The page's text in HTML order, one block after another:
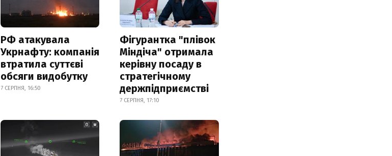
РФ атакувала
Укрнафту: компанія
втратила суттєві
обсяги видобутку
7 СЕРПНЯ, 16:50
Фігурантка "плівок
Міндіча" отримала
керівну посаду в
стратегічному
держпідприємстві
7 СЕРПНЯ, 17:10